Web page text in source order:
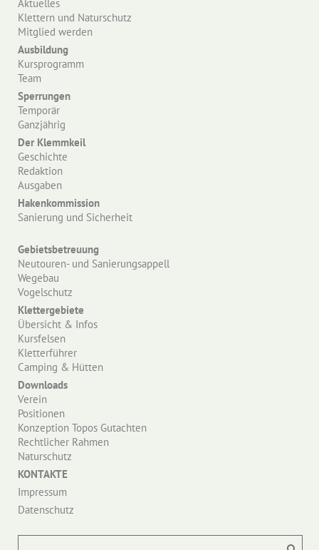
Aktuelles
Klettern und Naturschutz
Mitglied werden
Ausbildung
Kursprogramm
Team
Sperrungen
Temporär
Ganzjährig
Der Klemmkeil
Geschichte
Redaktion
Ausgaben
Hakenkommission
Sanierung und Sicherheit
Gebietsbetreuung
Neutouren- und Sanierungsappell
Wegebau
Vogelschutz
Klettergebiete
Übersicht & Infos
Kursfelsen
Kletterführer
Camping & Hütten
Downloads
Verein
Positionen
Konzeption Topos Gutachten
Rechtlicher Rahmen
Naturschutz
KONTAKTE
Impressum
Datenschutz